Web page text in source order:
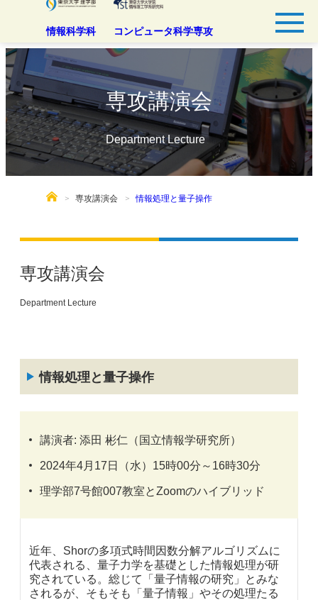
情報科学科 コンピュータ科学専攻
専攻講演会
Department Lecture
専攻講演会 情報処理と量子操作
専攻講演会
Department Lecture
情報処理と量子操作
講演者: 添田 彬仁（国立情報学研究所）
2024年4月17日（水）15時00分～16時30分
理学部7号館007教室とZoomのハイブリッド
近年、Shorの多項式時間因数分解アルゴリズムに
代表される、量子力学を基礎とした情報処理が研
究されている。総じて「量子情報の研究」とみな
されるが、そもそも「量子情報」やその処理たる